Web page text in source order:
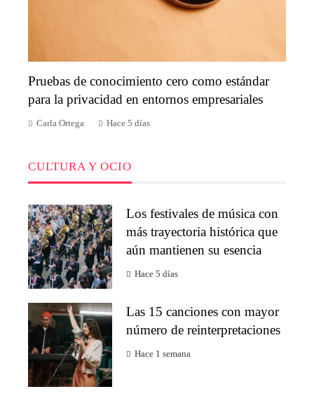
Pruebas de conocimiento cero como estándar
para la privacidad en entornos empresariales
Carla Ortega Hace 5 días
CULTURA Y OCIO
Los festivales de música con
más trayectoria histórica que
aún mantienen su esencia
Hace 5 días
Las 15 canciones con mayor
número de reinterpretaciones
Hace 1 semana